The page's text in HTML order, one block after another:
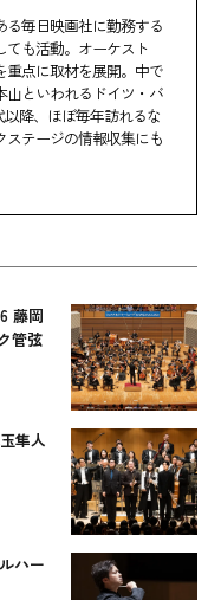
毎日映画社に勤務する
も活動。オーケスト
重点に取材を展開。中で
山といわれるドイツ・バ
以降、ほぼ毎年訪れるな
ステージの情報収集にも
藤岡
管弦
隼人
ハー